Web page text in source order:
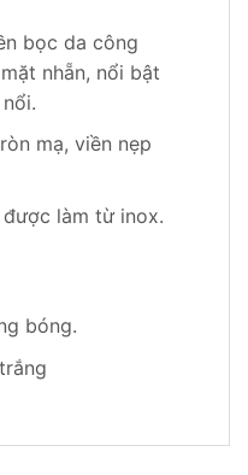
bọc da công
nhẵn, nổi bật
mạ, viền nẹp
làm từ inox.
bóng.